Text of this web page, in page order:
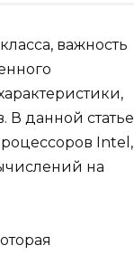
важность
В данной статье
Intel,
на